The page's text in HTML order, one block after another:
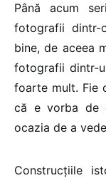
Până acum
fotografii dintr-
bine, de aceea
fotografii dintr-
foarte mult. Fie
că e vorba de
ocazia de a
Construcțiile